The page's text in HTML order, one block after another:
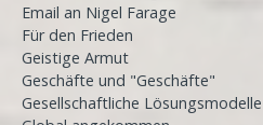
Email an Nigel Farage
Für den Frieden
Geistige Armut
Geschäfte und "Geschäfte"
Gesellschaftliche Lösungsmodelle